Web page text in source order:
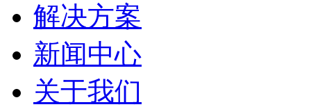
解决方案
新闻中心
关于我们